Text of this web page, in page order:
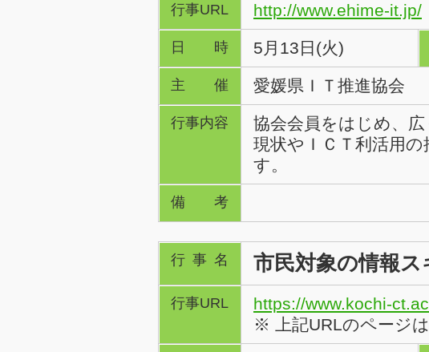
行事URL http://www.ehime-it.jp/
日時 5月13日(火)
主催 愛媛県ＩＴ推進協会
行事内容
協会会員をはじめ、
現状やＩＣＴ利活用
す。
備考
行事名 市民対象の情報
行事URL
https://www.kochi-
※ 上記URLのページ